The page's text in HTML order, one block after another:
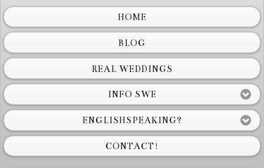
HOME
BLOG
REAL WEDDINGS
INFO SWE
ENGLISHSPEAKING?
CONTACT!